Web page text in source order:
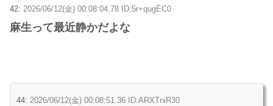
42: 2026/06/12(金) 00:08:04.78 ID:5r+qugEC0
麻生って最近静かだよな
44: 2026/06/12(金) 00:08:51.36 ID:ARXTniR30